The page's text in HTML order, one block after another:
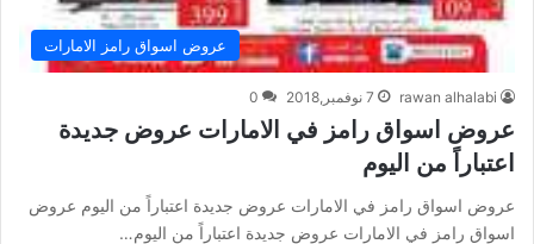
عروض اسواق رامز الامارات
rawan alhalabi 7 نوفمبر,2018 0
عروض اسواق رامز في الامارات عروض جديدة
اعتباراً من اليوم
عروض اسواق رامز في الامارات عروض جديدة اعتباراً من اليوم عروض
اسواق رامز في الامارات عروض جديدة اعتباراً من اليوم…